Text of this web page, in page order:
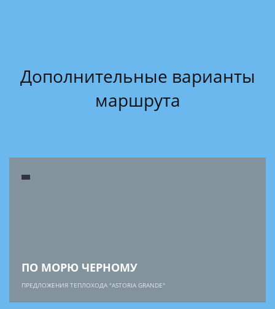
Дополнительные варианты
маршрута
ПО МОРЮ ЧЕРНОМУ
ПРЕДЛОЖЕНИЯ ТЕПЛОХОДА "ASTORIA GRANDE"